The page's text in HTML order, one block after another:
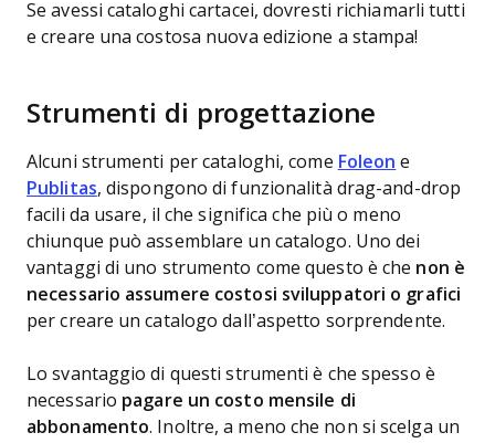
Se avessi cataloghi cartacei, dovresti richiamarli tutti
e creare una costosa nuova edizione a stampa!
Strumenti di progettazione
Alcuni strumenti per cataloghi, come Foleon e
Publitas, dispongono di funzionalità drag-and-drop
facili da usare, il che significa che più o meno
chiunque può assemblare un catalogo. Uno dei
vantaggi di uno strumento come questo è che non è
necessario assumere costosi sviluppatori o grafici
per creare un catalogo dall’aspetto sorprendente.
Lo svantaggio di questi strumenti è che spesso è
necessario pagare un costo mensile di
abbonamento. Inoltre, a meno che non si scelga un